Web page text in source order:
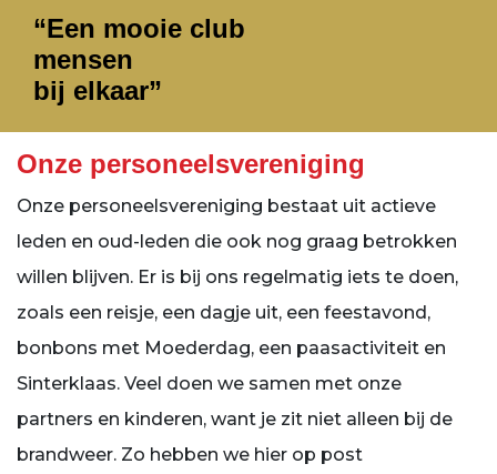
“Een mooie club
mensen
bij elkaar”
Onze personeelsvereniging
Onze personeelsvereniging bestaat uit actieve
leden en oud-leden die ook nog graag betrokken
willen blijven. Er is bij ons regelmatig iets te doen,
zoals een reisje, een dagje uit, een feestavond,
bonbons met Moederdag, een paasactiviteit en
Sinterklaas. Veel doen we samen met onze
partners en kinderen, want je zit niet alleen bij de
brandweer. Zo hebben we hier op post